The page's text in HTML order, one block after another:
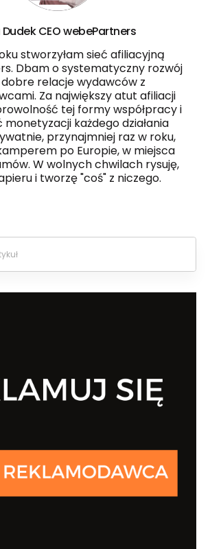
Dudek CEO webePartners
stworzyłam sieć afiliacyjną
Dbam o systematyczny rozwój
dobre relacje wydawców z
Za największy atut afiliacji
tej formy współpracy i
monetyzacji każdego działania
przynajmniej raz w roku,
po Europie, w miejsca
W wolnych chwilach rysuję,
i tworzę "coś" z niczego.